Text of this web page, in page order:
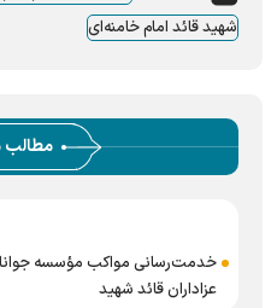
شهید قائد امام خامنه‌ای
مطالب
خدمت‌رسانی مواکب مؤسسه
عزاداران قائد شهید